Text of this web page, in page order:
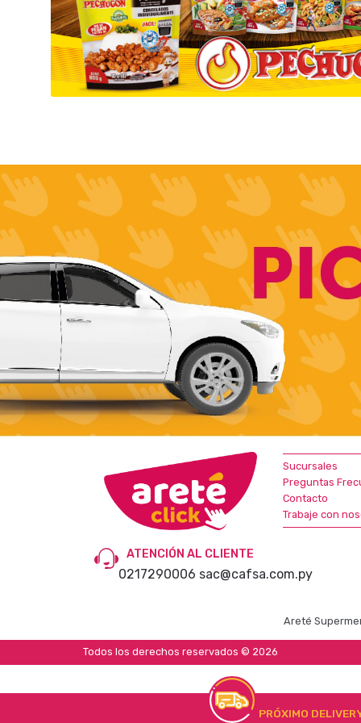
Sucursales
Preguntas
Contacto
Trabaje con
ATENCIÓN AL CLIENTE
0217290006 sac@cafsa.com.py
Areté
Todos los derechos reservados © 2026
PRÓXIMO